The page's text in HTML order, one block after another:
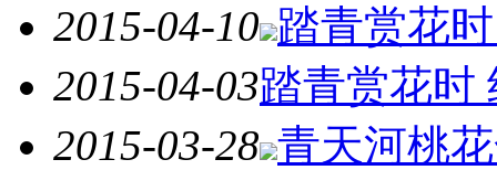
2015-04-10 踏青赏花
2015-04-03踏青赏花时
2015-03-28 青天河桃